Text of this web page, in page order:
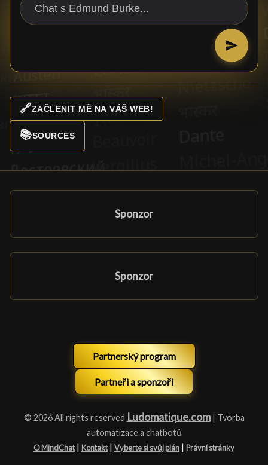
🔗ZAČLENIT MĚ NA VÁŠ WEB!
📚SOURCES
Sponzor
Sponzor
Partnerský program
Partneři a sponzoři
© 2026 All rights reserved Ludomatique.com| Tvorba
automatizace a chatbotů
O MindChat | Kontakt | Vyberte si svůj plán | Právní stránky